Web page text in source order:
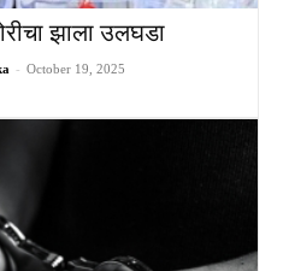
झाला उलघडा
- October 19, 2025